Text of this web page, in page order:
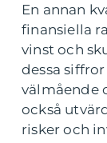
En annan
finansiella
vinst och
dessa
välmående
också
risker och